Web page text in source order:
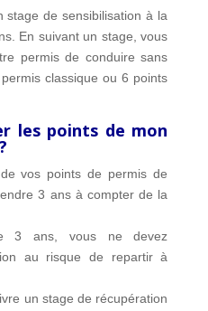
stage de sensibilisation à la
En suivant un stage, vous
permis de conduire sans
classique ou 6 points
les points de mon
vos points de permis de
3 ans à compter de la
3 ans, vous ne devez
au risque de repartir à
un stage de récupération